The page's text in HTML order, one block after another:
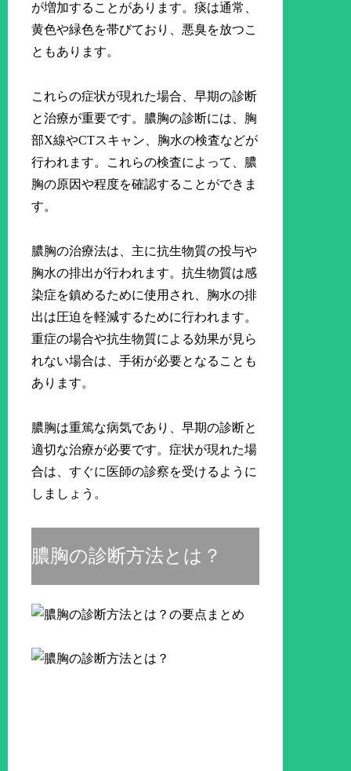
が増加することがあります。痰は通常、
黄色や緑色を帯びており、悪臭を放つこ
ともあります。
これらの症状が現れた場合、早期の診断
と治療が重要です。膿胸の診断には、胸
部X線やCTスキャン、胸水の検査などが
行われます。これらの検査によって、膿
胸の原因や程度を確認することができま
す。
膿胸の治療法は、主に抗生物質の投与や
胸水の排出が行われます。抗生物質は感
染症を鎮めるために使用され、胸水の排
出は圧迫を軽減するために行われます。
重症の場合や抗生物質による効果が見ら
れない場合は、手術が必要となることも
あります。
膿胸は重篤な病気であり、早期の診断と
適切な治療が必要です。症状が現れた場
合は、すぐに医師の診察を受けるように
しましょう。
膿胸の診断方法とは？